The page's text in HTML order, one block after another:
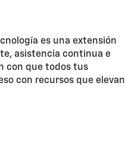
es una extensión
asistencia continua e
con que todos tus
con recursos que elevan